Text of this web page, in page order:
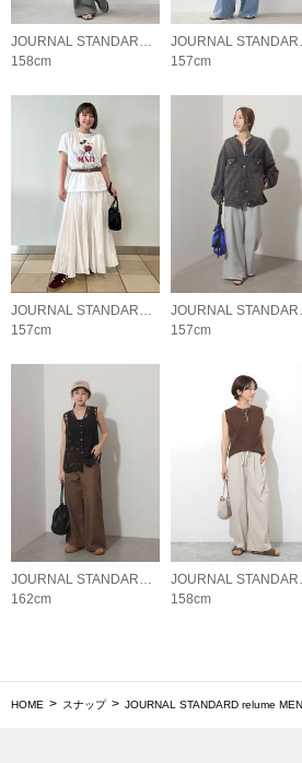
JOURNAL STANDARD relume LADYS
158cm
157cm
JOURNAL STANDARD relume LADYS
157cm
157cm
JOURNAL STANDARD relume LADYS
162cm
158cm
HOME スナップ JOURNAL STANDARD relume